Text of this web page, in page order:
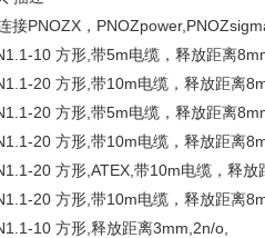
接PNOZX，
10 方形,带5m电缆，释放距离
20 方形,带10m电缆，释放距离
20 方形,带5m电缆，释放距离
20 方形,带10m电缆，释放距离
20 方形,ATEX,带10m电缆，释
20 方形,带10m电缆，释放距离
10 方形,释放距离3mm,2n/o,